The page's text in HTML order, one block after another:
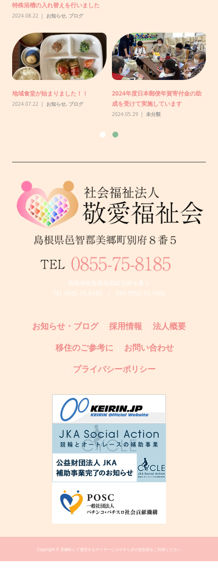
特殊浴槽の入れ替えを行いました
2024.08.22 お知らせ, ブログ
地域食堂が始まりました！！
2024.07.22 お知らせ, ブログ
2024年度日本郵便年賀寄付金の助
成を受けて実施しています
2024.05.29 未分類
島根県邑智郡美郷町別府８番５
TEL 0855-75-8185 / FAX 0855-75-1600
お知らせ・ブログ 採用情報
法人概要
移住のご参考に
お問い合わせ
プライバシーポリシー
Copyright © 美郷町にて運営するデイサービスやすらぎの里別府をご利用ください